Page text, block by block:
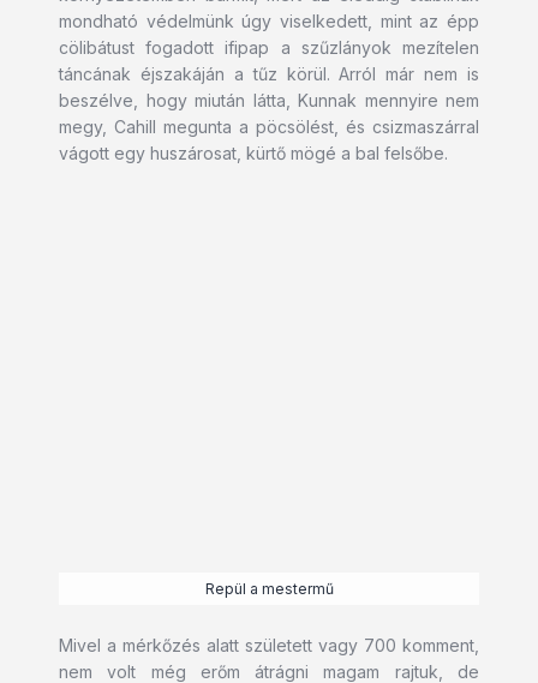
mondható védelmünk úgy viselkedett, mint az épp
cölibátust fogadott ifipap a szűzlányok mezítelen
táncának éjszakáján a tűz körül. Arról már nem is
beszélve, hogy miután látta, Kunnak mennyire nem
megy, Cahill megunta a pöcsölést, és csizmaszárral
vágott egy huszárosat, kürtő mögé a bal felsőbe.
Repül a mestermű
Mivel a mérkőzés alatt született vagy 700 komment,
nem volt még erőm átrágni magam rajtuk, de